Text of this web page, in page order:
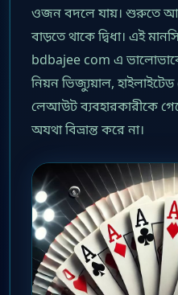
ওজন বদলে যায়। শুরুতে
বাড়তে থাকে দ্বিধা। এই
bdbajee com এ ভালোভাবে
নিয়ন ভিজ্যুয়াল,
লেআউট ব্যবহারকারীকে
অযথা বিভ্রান্ত করে না।